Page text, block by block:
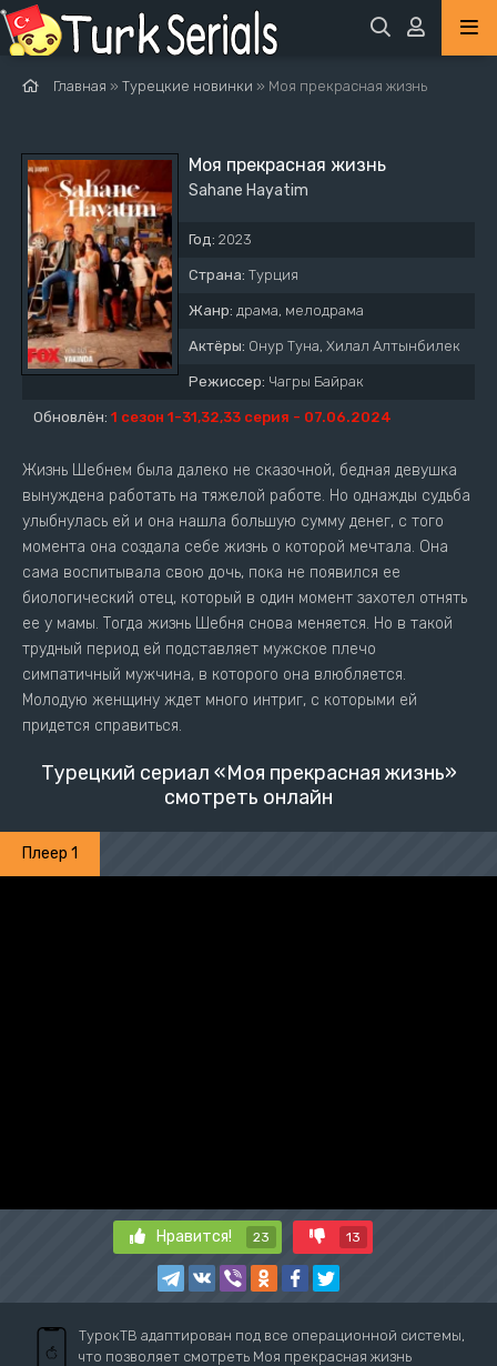
Главная » Турецкие новинки » Моя прекрасная жизнь
Моя прекрасная жизнь
Sahane Hayatim
Год: 2023
Страна: Турция
Жанр: драма, мелодрама
Актёры: Онур Туна, Хилал Алтынбилек
Режиссер: Чагры Байрак
Обновлён: 1 сезон 1-31,32,33 серия - 07.06.2024
Жизнь Шебнем была далеко не сказочной, бедная девушка
вынуждена работать на тяжелой работе. Но однажды судьба
улыбнулась ей и она нашла большую сумму денег, с того
момента она создала себе жизнь о которой мечтала. Она
сама воспитывала свою дочь, пока не появился ее
биологический отец, который в один момент захотел отнять
ее у мамы. Тогда жизнь Шебня снова меняется. Но в такой
трудный период ей подставляет мужское плечо
симпатичный мужчина, в которого она влюбляется.
Молодую женщину ждет много интриг, с которыми ей
придется справиться.
Турецкий сериал «Моя прекрасная жизнь»
смотреть онлайн
Плеер 1
Нравится! 23 13
ТурокТВ адаптирован под все операционной системы,
что позволяет смотреть Моя прекрасная жизнь